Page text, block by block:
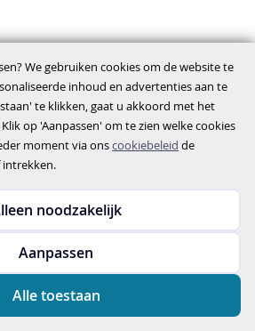
We gebruiken cookies om de website te
inhoud en advertenties aan te
te klikken, gaat u akkoord met het
op 'Aanpassen' om te zien welke cookies
moment via onscookiebeleid de
noodzakelijk
Aanpassen
Alle toestaan